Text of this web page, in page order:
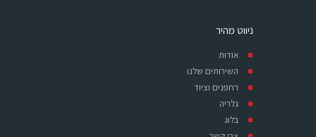
ניווט מהיר
אודות
השירותים שלנו
רחפנים וציוד
גלריה
בלוג